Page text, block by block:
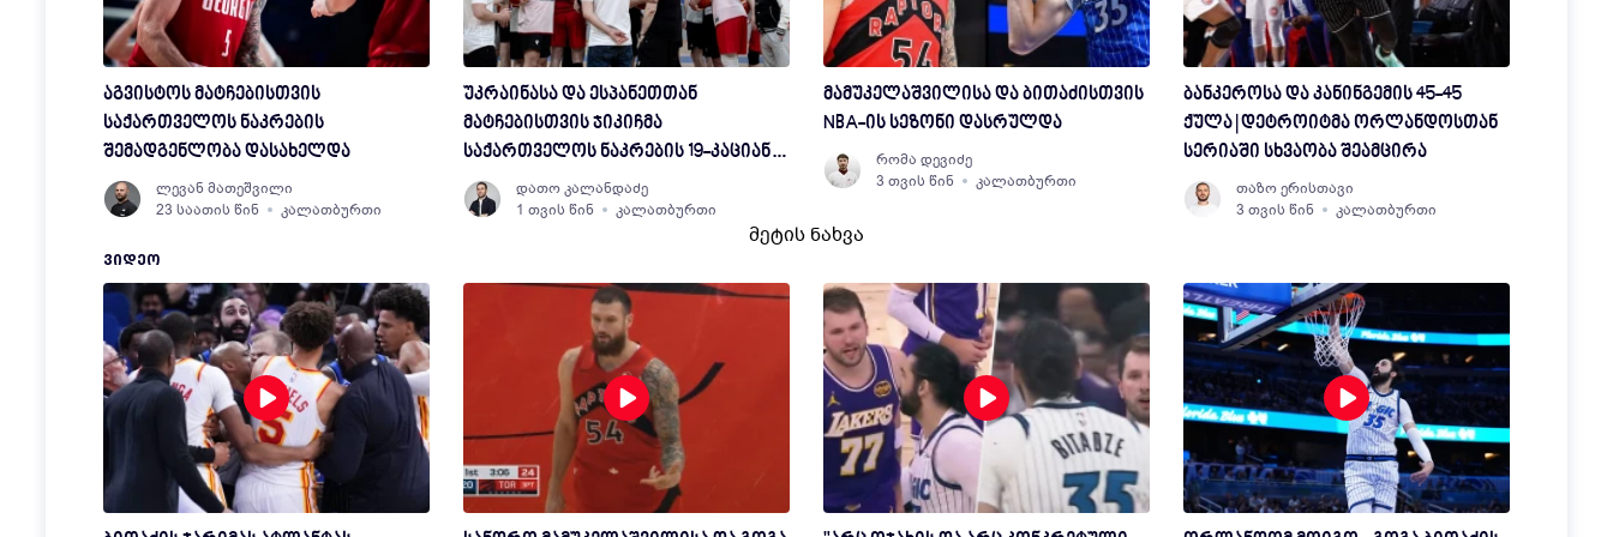
აგვისტოს მატჩებისთვის
საქართველოს ნაკრების
შემადგენლობა დასახელდა
ლევან მათეშვილი
23 საათის წინ
კალათბურთი
უკრაინასა და ესპანეთთან
მატჩებისთვის ჯიკიჩმა
საქართველოს ნაკრების 19-კაციანი
შემადგენლობა დაასახელა
დათო კალანდაძე
1 თვის წინ
კალათბურთი
მამუკელაშვილისა და ბითაძისთვის
NBA-ის სეზონი დასრულდა
რომა დევიძე
3 თვის წინ
კალათბურთი
ბანკეროსა და კანინგემის 45-45
ქულა | დეტროიტმა ორლანდოსთან
სერიაში სხვაობა შეამცირა
თაზო ერისთავი
3 თვის წინ
კალათბურთი
მეტის ნახვა
ᲕᲘᲓᲔᲝ